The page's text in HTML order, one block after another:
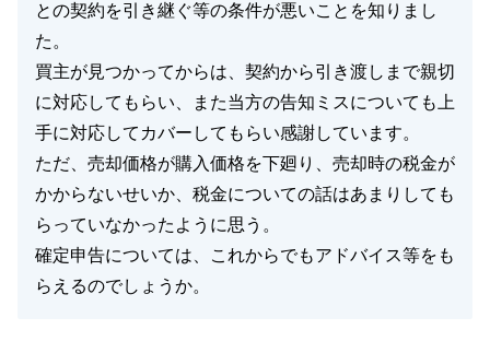
との契約を引き継ぐ等の条件が悪いことを知りまし
た。
買主が見つかってからは、契約から引き渡しまで親切
に対応してもらい、また当方の告知ミスについても上
手に対応してカバーしてもらい感謝しています。
ただ、売却価格が購入価格を下廻り、売却時の税金が
かからないせいか、税金についての話はあまりしても
らっていなかったように思う。
確定申告については、これからでもアドバイス等をも
らえるのでしょうか。